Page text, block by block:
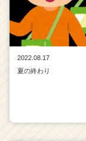
2022.08.17
夏の終わり